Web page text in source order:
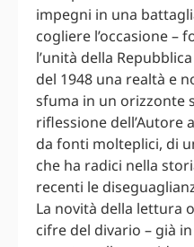
impegni in una
cogliere l’occasione –
l’unità della
del 1948 una realtà e
sfuma in un orizzonte
riflessione dell’Autore
da fonti molteplici, di
che ha radici nella
recenti le
La novità della lettura
cifre del divario – già